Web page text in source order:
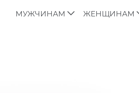
МУЖЧИНАМ ЖЕНЩИНАМ